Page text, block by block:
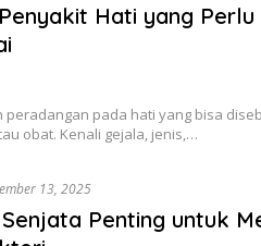
Hati yang Perlu
peradangan pada hati yang bisa
obat. Kenali gejala, jenis,…
13, 2025
Penting untuk